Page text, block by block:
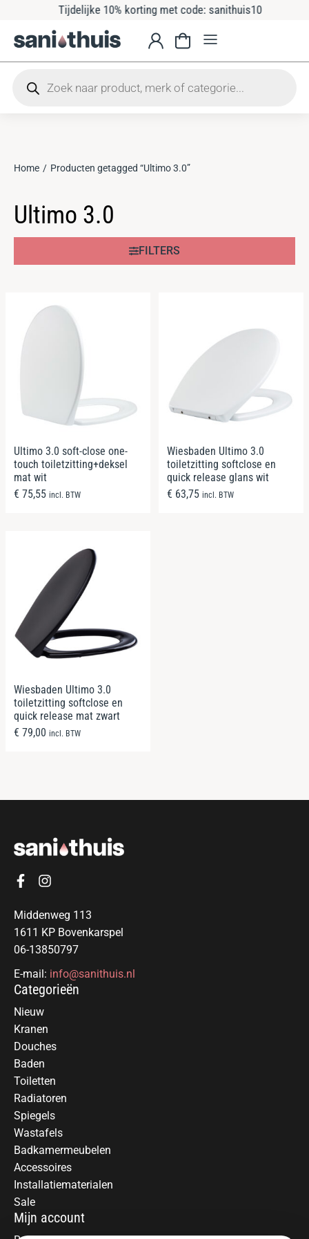
Tijdelijke 10% korting met code: sanithuis10
Je bent hier:
Home Producten getagged “Ultimo 3.0”
Ultimo 3.0
FILTERS
Ultimo 3.0 soft-close one-
touch toiletzitting+deksel
mat wit
€ 75,55 incl. BTW
Wiesbaden Ultimo 3.0
toiletzitting softclose en
quick release glans wit
€ 63,75 incl. BTW
Wiesbaden Ultimo 3.0
toiletzitting softclose en
quick release mat zwart
€ 79,00 incl. BTW
Middenweg 113
1611 KP Bovenkarspel
06-13850797
E-mail: info@sanithuis.nl
Categorieën
Nieuw
Kranen
Douches
Baden
Toiletten
Radiatoren
Spiegels
Wastafels
Badkamermeubelen
Accessoires
Installatiematerialen
Sale
Mijn account